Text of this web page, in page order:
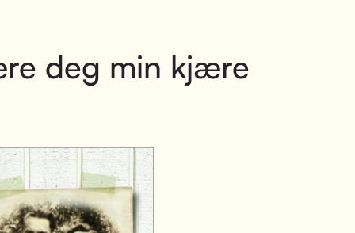
deg min kjære